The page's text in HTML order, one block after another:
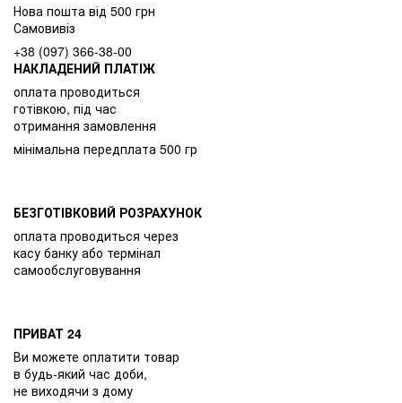
Нова пошта від 500 грн
Самовивіз
+38 (097) 366-38-00
НАКЛАДЕНИЙ ПЛАТІЖ
оплата проводиться
готівкою, під час
отримання замовлення
мінімальна передплата 500 гр
БЕЗГОТІВКОВИЙ РОЗРАХУНОК
оплата проводиться через
касу банку або термінал
самообслуговування
ПРИВАТ 24
Ви можете оплатити товар
в будь-який час доби,
не виходячи з дому